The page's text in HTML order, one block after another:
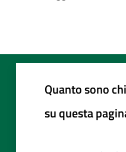
Quanto sono
su questa